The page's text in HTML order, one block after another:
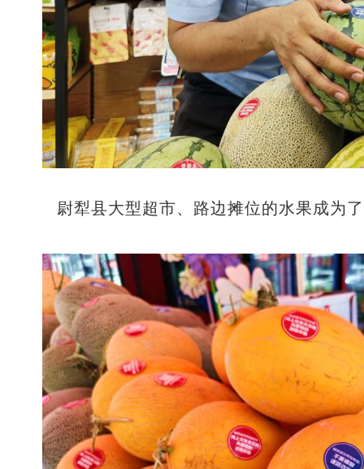
尉犁县大型超市、路边摊位的水果成为